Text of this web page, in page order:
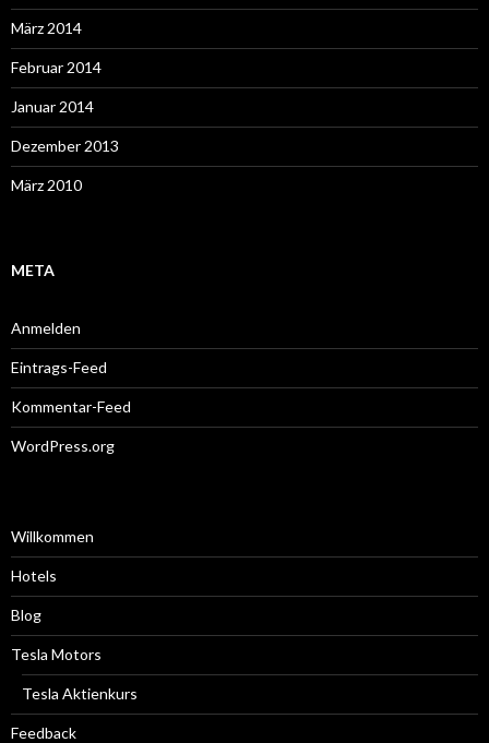
März 2014
Februar 2014
Januar 2014
Dezember 2013
März 2010
META
Anmelden
Eintrags-Feed
Kommentar-Feed
WordPress.org
Willkommen
Hotels
Blog
Tesla Motors
Tesla Aktienkurs
Feedback